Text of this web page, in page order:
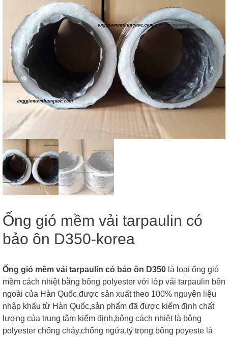
Ống gió mềm vải tarpaulin có
bảo ôn D350-korea
Ống gió mềm vải tarpaulin có bảo ôn D350 là loại ống gió
mềm cách nhiệt bằng bông polyester với lớp vải tarpaulin bên
ngoài của Hàn Quốc,được sản xuất theo 100% nguyên liệu
nhập khẩu từ Hàn Quốc,sản phẩm đã được kiểm định chất
lượng của trung tâm kiểm định,bông cách nhiệt là bông
polyester chống cháy,chống ngứa,tỷ trọng bông poyeste là